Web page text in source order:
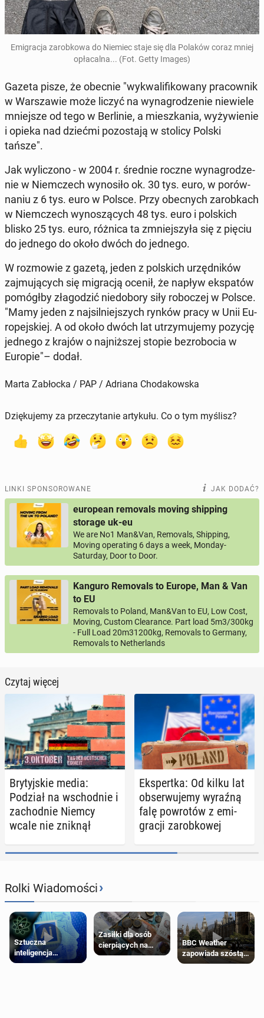
Emi­gra­cja za­rob­ko­wa do Niemiec staje się dla Polaków coraz mniej
opła­cal­na... (Fot. Getty Images)
Gazeta pisze, że obecnie "wy­kwa­li­fi­ko­wa­ny pra­cow­nik
w War­sza­wie może liczyć na wy­na­gro­dze­nie nie­wie­le
mniej­sze od tego w Ber­li­nie, a miesz­ka­nia, wy­ży­wie­nie
i opieka nad dziećmi po­zo­sta­ją w stolicy Polski
tańsze".
Jak wy­li­czo­no - w 2004 r. średnie roczne wy­na­gro­dze­
nie w Niem­czech wy­no­si­ło ok. 30 tys. euro, w po­rów­
na­niu z 6 tys. euro w Polsce. Przy obec­nych za­rob­kach
w Niem­czech wy­no­szą­cych 48 tys. euro i pol­skich
blisko 25 tys. euro, różnica ta zmniej­szy­ła się z pięciu
do jednego do około dwóch do jednego.
W roz­mo­wie z gazetą, jeden z pol­skich urzęd­ni­ków
zaj­mu­ją­cych się mi­gra­cją ocenił, że napływ eks­pa­tów
po­mógł­by zła­go­dzić nie­do­bo­ry siły ro­bo­czej w Polsce.
"Mamy jeden z naj­sil­niej­szych rynków pracy w Unii Eu­
ro­pej­skiej. A od około dwóch lat utrzy­mu­je­my pozycję
jednego z krajów o naj­niż­szej stopie bez­ro­bo­cia w
Europie"– dodał.
Marta Zabłocka / PAP / Adriana Chodakowska
Dziękujemy za przeczytanie artykułu. Co o tym myślisz?
LINKI SPONSOROWANE JAK DODAĆ?
european removals moving shipping
storage uk-eu
We are No1 Man&Van, Removals, Shipping,
Moving operating 6 days a week, Monday-
Saturday, Door to Door.
Kanguro Removals to Europe, Man & Van
to EU
Removals to Poland, Man&Van to EU, Low Cost,
Moving, Custom Clearance. Part load 5m3/300kg
- Full Load 20m31200kg, Removals to Germany,
Removals to Netherlands
Czytaj więcej
Bry­tyj­skie media:
Podział na wschod­nie i
za­chod­nie Niemcy
wcale nie zniknął
Eks­pert­ka: Od kilku lat
ob­ser­wu­je­my wyraźną
falę po­wro­tów z emi­
gra­cji za­rob­ko­wej
Rolki Wiadomości›
Sztuczna
inteligencja
próbowała oszukać
Zasiłki dla osób
cierpiących na
schorzenia
BBC Weather
zapowiada szóstą
falę upałów w